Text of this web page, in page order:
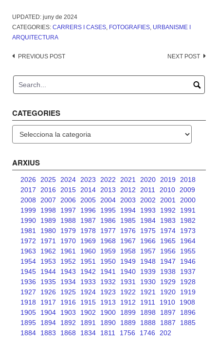
UPDATED: juny de 2024
CATEGORIES: CARRERS I CASES, FOTOGRAFIES, URBANISME I
ARQUITECTURA
Post
PREVIOUS POST NEXT POST
CATEGORIES
ARXIUS
2026 2025 2024 2023 2022 2021 2020 2019
2018
2017
2016 2015 2014 2013 2012 2011 2010
2009
2008
2007 2006 2005 2004 2003 2002 2001
2000
1999
1998 1997 1996 1995 1994 1993 1992
1991
1990
1989 1988 1987 1986 1985 1984 1983
1982
1981
1980 1979 1978 1977 1976 1975 1974
1973
1972
1971 1970 1969 1968 1967 1966 1965
1964
1963
1962 1961 1960 1959 1958 1957 1956
1955
1954
1953 1952 1951 1950 1949 1948 1947
1946
1945
1944 1943 1942 1941 1940 1939 1938
1937
1936
1935 1934 1933 1932 1931 1930 1929
1928
1927
1926 1925 1924 1923 1922 1921 1920
1919
1918
1917 1916 1915 1913 1912 1911 1910
1908
1905
1904 1903 1902 1900 1899 1898 1897
1896
1895
1894 1892 1891 1890 1889 1888 1887
1885
1884
1883 1868 1834 1811 1756 1746 202